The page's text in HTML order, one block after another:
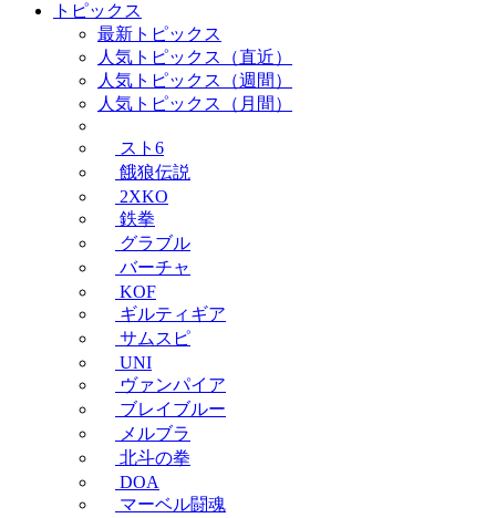
トピックス
最新トピックス
人気トピックス（直近）
人気トピックス（週間）
人気トピックス（月間）
スト6
餓狼伝説
2XKO
鉄拳
グラブル
バーチャ
KOF
ギルティギア
サムスピ
UNI
ヴァンパイア
ブレイブルー
メルブラ
北斗の拳
DOA
マーベル闘魂